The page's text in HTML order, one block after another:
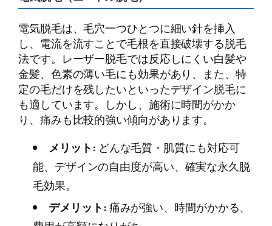
電気脱毛は、毛穴一つひとつに細い針を挿入
し、電流を流すことで毛根を直接破壊する脱毛
法です。レーザー脱毛では反応しにくい白髪や
金髪、色素の薄い毛にも効果があり、また、特
定の毛だけを残したいといったデザイン脱毛に
も適しています。しかし、施術に時間がかか
り、痛みも比較的強い傾向があります。
メリット: どんな毛質・肌質にも対応可
能、デザインの自由度が高い、確実な永久脱
毛効果。
デメリット:痛みが強い、時間がかかる、